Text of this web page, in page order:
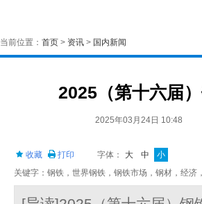
当前位置： 首页 > 资讯 > 国内新闻
2025（第十六届
2025年03月24日 10:48
收藏 打印 字体： 大 中
小
关键字：钢铁，世界钢铁，钢铁市场，钢材，经济